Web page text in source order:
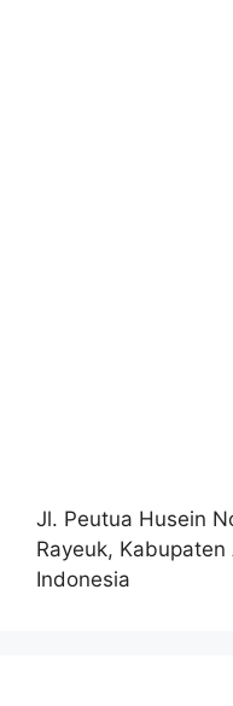
Jl. Peutua Husein
Rayeuk,
Indonesia